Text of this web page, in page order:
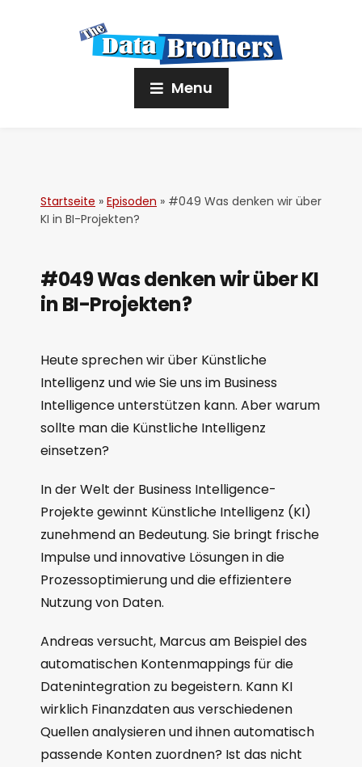
Menu
Startseite » Episoden » #049 Was denken wir über
KI in BI-Projekten?
#049 Was denken wir über KI
in BI-Projekten?
Heute sprechen wir über Künstliche
Intelligenz und wie Sie uns im Business
Intelligence unterstützen kann. Aber warum
sollte man die Künstliche Intelligenz
einsetzen?
In der Welt der Business Intelligence-
Projekte gewinnt Künstliche Intelligenz (KI)
zunehmend an Bedeutung. Sie bringt frische
Impulse und innovative Lösungen in die
Prozessoptimierung und die effizientere
Nutzung von Daten.
Andreas versucht, Marcus am Beispiel des
automatischen Kontenmappings für die
Datenintegration zu begeistern. Kann KI
wirklich Finanzdaten aus verschiedenen
Quellen analysieren und ihnen automatisch
passende Konten zuordnen? Ist das nicht